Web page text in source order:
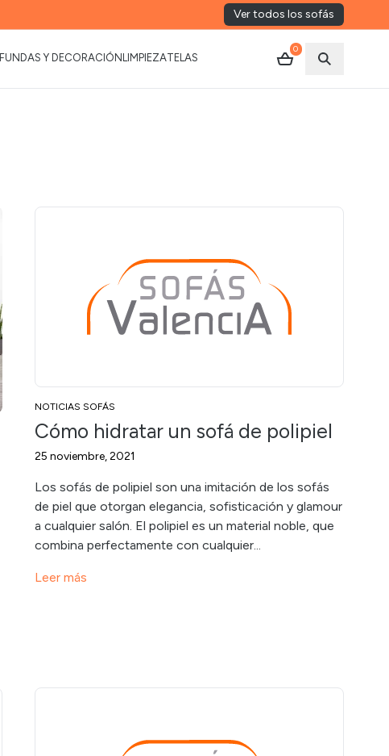
Ver todos los sofás
FUNDAS Y DECORACIÓN LIMPIEZATELAS
0
NOTICIAS SOFÁS
Cómo hidratar un sofá de polipiel
25 noviembre, 2021
Los sofás de polipiel son una imitación de los sofás
de piel que otorgan elegancia, sofisticación y glamour
a cualquier salón. El polipiel es un material noble, que
combina perfectamente con cualquier...
Leer más